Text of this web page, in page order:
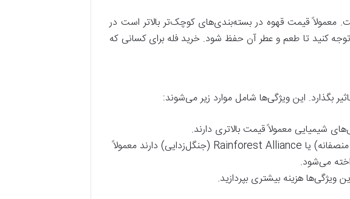
معمولاً قیمت قهوه در بسته‌بندی‌های کوچک‌تر بالاتر است در
کنید تا طعم و عطر آن حفظ شود. خرید فله برای کسانی که
بگذارد. این ویژگی‌ها شامل موارد زیر می‌شوند:
شیمیایی معمولاً قیمت بالاتری دارند.
: قهوه‌هایی که گواهینامه‌هایی مانند Fair Trade (تجارت منصفانه) یا Rainforest Alliance (جنگل‌زدایی) دارند معمولاً
می‌شود.
هزینه بیشتری بپردازید.